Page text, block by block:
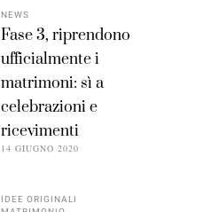
NEWS
Fase 3, riprendono
ufficialmente i
matrimoni: sì a
celebrazioni e
ricevimenti
14 GIUGNO 2020
IDEE ORIGINALI